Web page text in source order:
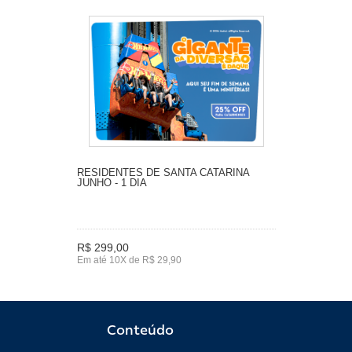
RESIDENTES DE SANTA CATARINA
JUNHO - 1 DIA
R$ 299,00
Em até 10X de R$ 29,90
Conteúdo